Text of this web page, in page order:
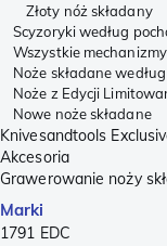
Złoty nóż składany
Scyzoryki według
Wszystkie
Noże składane
Noże z Edycji
Nowe noże składane
Knivesandtools
Akcesoria
Grawerowanie noży
Marki
1791 EDC